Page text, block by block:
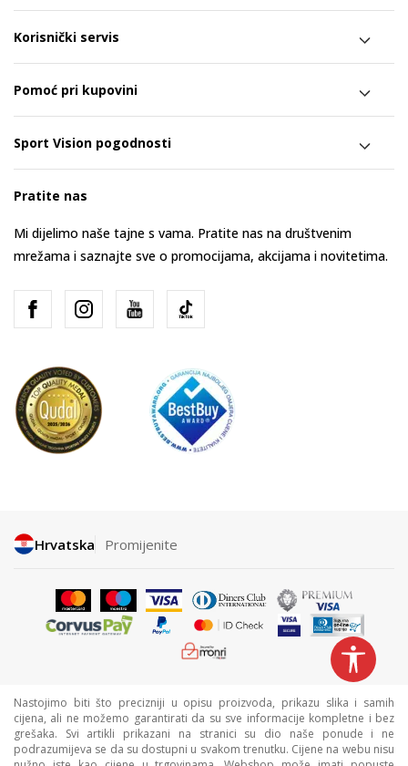
Korisnički servis
Pomoć pri kupovini
Sport Vision pogodnosti
Pratite nas
Mi dijelimo naše tajne s vama. Pratite nas na društvenim
mrežama i saznajte sve o promocijama, akcijama i novitetima.
Hrvatska Promijenite
Nastojimo biti što precizniji u opisu proizvoda, prikazu slika i samih
cijena, ali ne možemo garantirati da su sve informacije kompletne i bez
grešaka. Svi artikli prikazani na stranici su dio naše ponude i ne
podrazumijeva se da su dostupni u svakom trenutku. Cijene na webu nisu